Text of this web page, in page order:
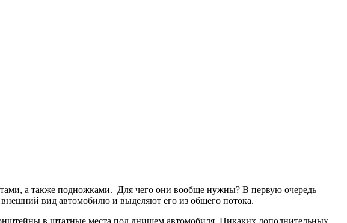
а также подножками. Для чего они вообще нужны? В первую очередь
вид автомобилю и выделяют его из общего потока.
в штатные места под днищем автомобиля. Никаких дополнительных